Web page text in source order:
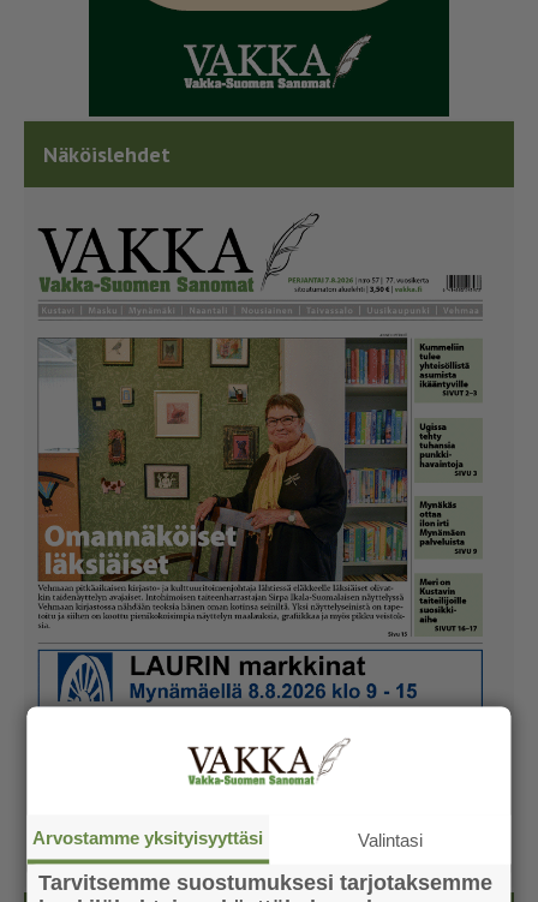
Näköislehdet
Arvostamme yksityisyyttäsi Valintasi
Tarvitsemme suostumuksesi tarjotaksemme